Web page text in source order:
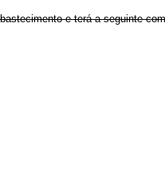
e terá a seguinte